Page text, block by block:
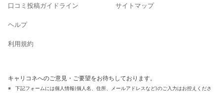
口コミ投稿ガイドライン
ヘルプ
利用規約
サイトマップ
キャリコネへのご意見・ご要望をお待ちしております。
下記フォームには個人情報(個人名、住所、メールアドレスなど)のご入力はお控えくださ